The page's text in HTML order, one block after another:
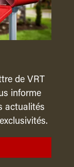
de VRT
informe
actualités